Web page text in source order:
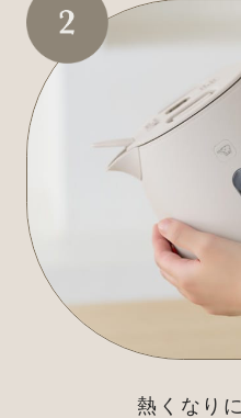
熱くなり